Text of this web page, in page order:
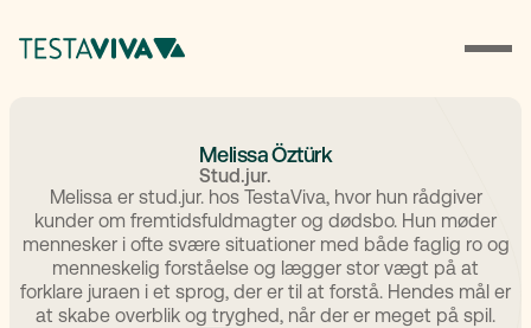
Melissa Öztürk
Stud.jur.
Melissa er stud.jur. hos TestaViva, hvor hun rådgiver
kunder om fremtidsfuldmagter og dødsbo. Hun møder
mennesker i ofte svære situationer med både faglig ro og
menneskelig forståelse og lægger stor vægt på at
forklare juraen i et sprog, der er til at forstå. Hendes mål er
at skabe overblik og tryghed, når der er meget på spil.